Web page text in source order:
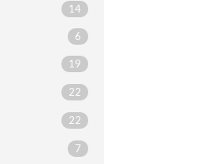
14
6
19
22
22
7